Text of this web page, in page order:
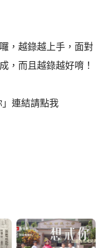
，越錄越上手，面對
，而且越錄越好唷！
連結請點我